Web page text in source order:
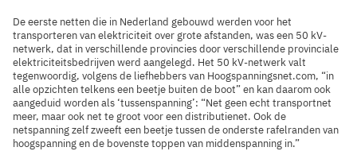
De eerste netten die in Nederland gebouwd werden voor het
transporteren van elektriciteit over grote afstanden, was een 50 kV-
netwerk, dat in verschillende provincies door verschillende provinciale
elektriciteitsbedrijven werd aangelegd. Het 50 kV-netwerk valt
tegenwoordig, volgens de liefhebbers van Hoogspanningsnet.com, “in
alle opzichten telkens een beetje buiten de boot” en kan daarom ook
aangeduid worden als ‘tussenspanning’: “Net geen echt transportnet
meer, maar ook net te groot voor een distributienet. Ook de
netspanning zelf zweeft een beetje tussen de onderste rafelranden van
hoogspanning en de bovenste toppen van middenspanning in.”